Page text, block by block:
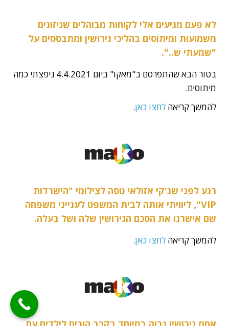
לא פעם מגיעים אלי לקוחות מבוהלים שניזונים
משמועות ומיתוסים בהליכי גירושין ומתבססים על
"שמעתי ש..".
בטור הבא שהתפרסם ב"מאקו" ביום 4.4.2021 ניפצתי כמה
מיתוסים.
להמשך קריאה לחצו כאן.
רגע לפני שג'קי אזולאי טסה לצילומי "הישרדות
VIP", ליוויתי אותה לבית המשפט לענייני משפחה
שם אישרנו את הסכם הגירושין שלה ושל בעלה.
להמשך קריאה לחצו כאן.